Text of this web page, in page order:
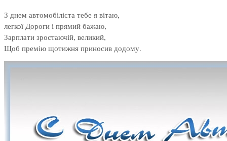
З днем автомобіліста тебе я вітаю,
легкої Дороги і прямий бажаю,
Зарплати зростаючій, великий,
Щоб премію щотижня приносив додому.